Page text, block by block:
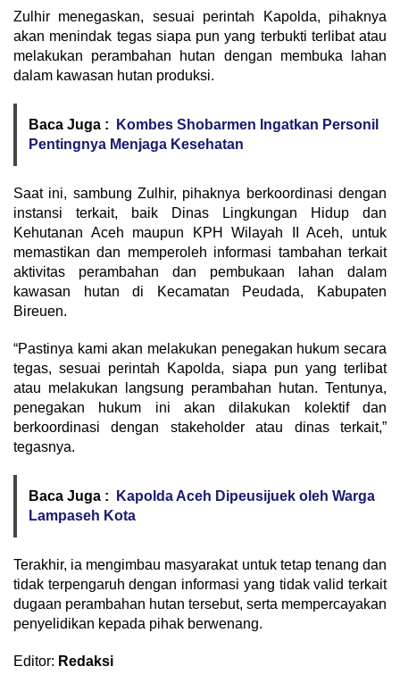
Zulhir menegaskan, sesuai perintah Kapolda, pihaknya
akan menindak tegas siapa pun yang terbukti terlibat atau
melakukan perambahan hutan dengan membuka lahan
dalam kawasan hutan produksi.
Baca Juga :
Kombes Shobarmen Ingatkan Personil
Pentingnya Menjaga Kesehatan
Saat ini, sambung Zulhir, pihaknya berkoordinasi dengan
instansi terkait, baik Dinas Lingkungan Hidup dan
Kehutanan Aceh maupun KPH Wilayah II Aceh, untuk
memastikan dan memperoleh informasi tambahan terkait
aktivitas perambahan dan pembukaan lahan dalam
kawasan hutan di Kecamatan Peudada, Kabupaten
Bireuen.
“Pastinya kami akan melakukan penegakan hukum secara
tegas, sesuai perintah Kapolda, siapa pun yang terlibat
atau melakukan langsung perambahan hutan. Tentunya,
penegakan hukum ini akan dilakukan kolektif dan
berkoordinasi dengan stakeholder atau dinas terkait,”
tegasnya.
Baca Juga :
Kapolda Aceh Dipeusijuek oleh Warga
Lampaseh Kota
Terakhir, ia mengimbau masyarakat untuk tetap tenang dan
tidak terpengaruh dengan informasi yang tidak valid terkait
dugaan perambahan hutan tersebut, serta mempercayakan
penyelidikan kepada pihak berwenang.
Editor: Redaksi